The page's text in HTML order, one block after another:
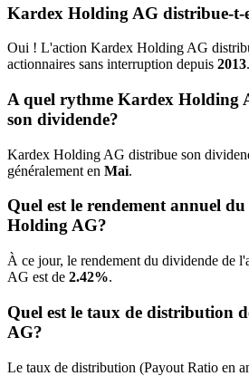
Kardex Holding AG distribue-t-
Oui ! L'action Kardex Holding AG
actionnaires sans interruption depuis 2013.
A quel rythme Kardex Holding
son dividende?
Kardex Holding AG distribue son
généralement en Mai.
Quel est le rendement annuel
Holding AG?
À ce jour, le rendement du dividende de
AG est de 2.42%.
Quel est le taux de distribution
AG?
Le taux de distribution (Payout Ratio en